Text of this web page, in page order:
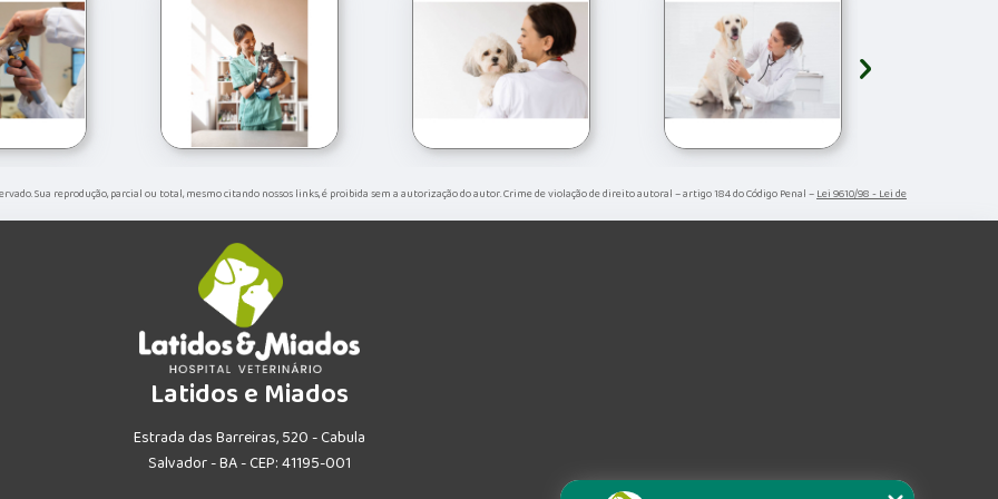
›
Sua reprodução, parcial ou total, mesmo citando nossos links, é proibida sem a autorização do autor. Crime de violação de direito autoral – artigo 184 do Código Penal –Lei 9610/98 - Lei de
Latidos e Miados
Estrada das Barreiras, 520 - Cabula
Salvador - BA - CEP: 41195-001